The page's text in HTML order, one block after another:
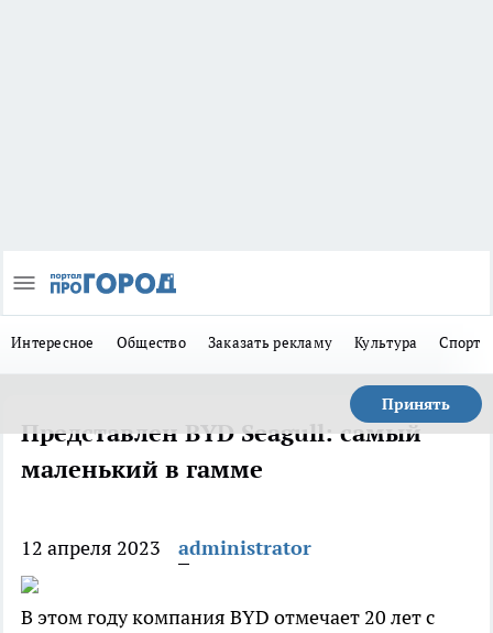
Интересное Общество Заказать рекламу Культура Спорт
Принять
Представлен BYD Seagull: самый
маленький в гамме
12 апреля 2023 administrator
В этом году компания BYD отмечает 20 лет с